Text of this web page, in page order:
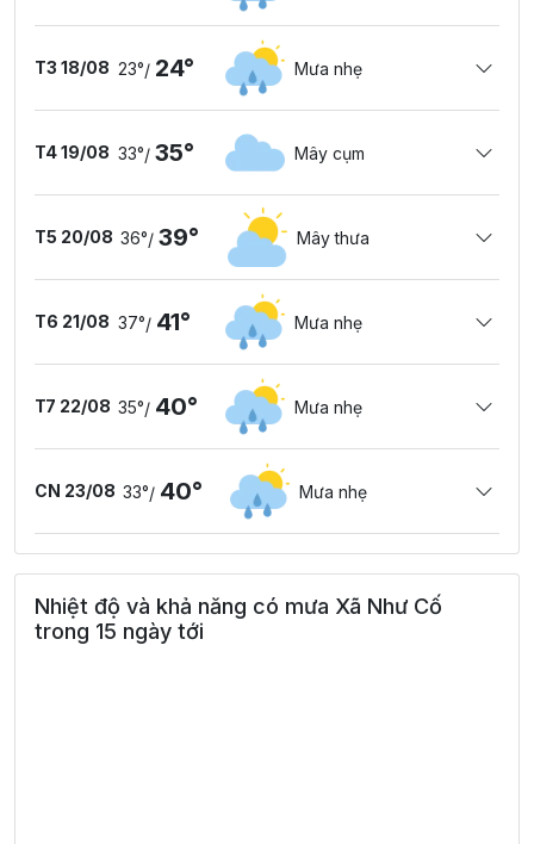
T3 18/08 23°/ 24° Mưa nhẹ
T4 19/08 33°/ 35° Mây cụm
T5 20/08 36°/ 39° Mây thưa
T6 21/08 37°/ 41° Mưa nhẹ
T7 22/08 35°/ 40° Mưa nhẹ
CN 23/08 33°/ 40° Mưa nhẹ
Nhiệt độ và khả năng có mưa Xã Như Cố
trong 15 ngày tới